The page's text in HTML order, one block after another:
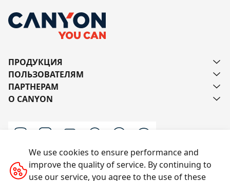
ПРОДУКЦИЯ
ПОЛЬЗОВАТЕЛЯМ
ПАРТНЕРАМ
О CANYON
Напишите нам
We use cookies to ensure performance and
improve the quality of service. By continuing to
use our service, you agree to the use of these